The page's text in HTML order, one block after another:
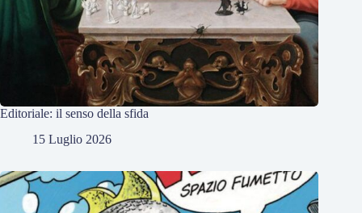
Editoriale: il senso della sfida
15 Luglio 2026